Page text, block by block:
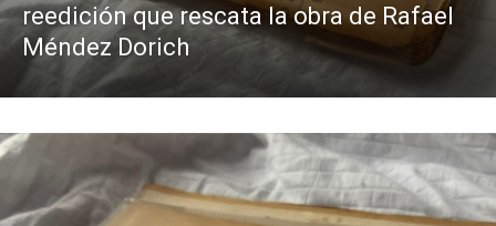
reedición que rescata la obra de Rafael
Méndez Dorich